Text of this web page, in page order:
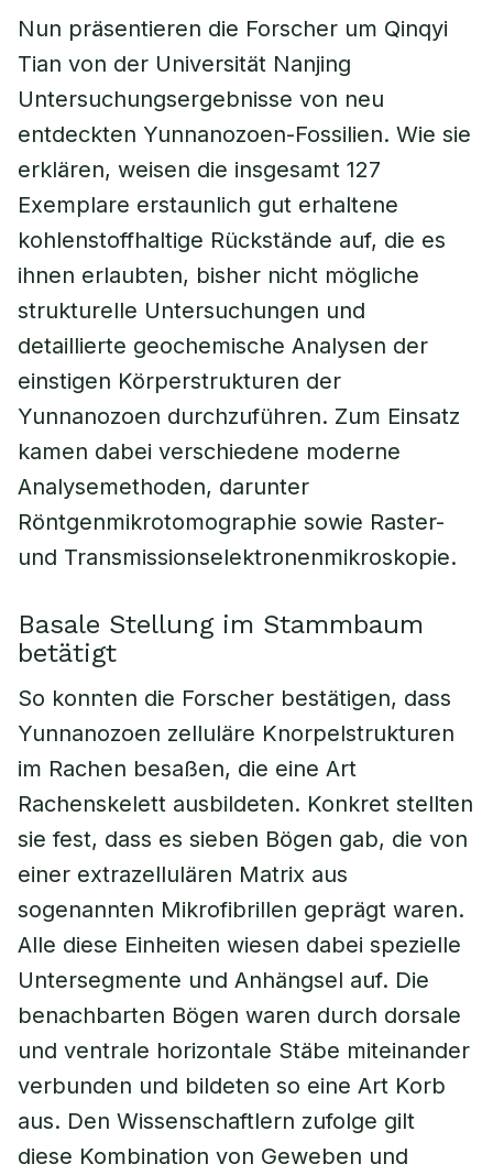
Nun präsentieren die Forscher um Qinqyi
Tian von der Universität Nanjing
Untersuchungsergebnisse von neu
entdeckten Yunnanozoen-Fossilien. Wie sie
erklären, weisen die insgesamt 127
Exemplare erstaunlich gut erhaltene
kohlenstoffhaltige Rückstände auf, die es
ihnen erlaubten, bisher nicht mögliche
strukturelle Untersuchungen und
detaillierte geochemische Analysen der
einstigen Körperstrukturen der
Yunnanozoen durchzuführen. Zum Einsatz
kamen dabei verschiedene moderne
Analysemethoden, darunter
Röntgenmikrotomographie sowie Raster-
und Transmissionselektronenmikroskopie.
Basale Stellung im Stammbaum
betätigt
So konnten die Forscher bestätigen, dass
Yunnanozoen zelluläre Knorpelstrukturen
im Rachen besaßen, die eine Art
Rachenskelett ausbildeten. Konkret stellten
sie fest, dass es sieben Bögen gab, die von
einer extrazellulären Matrix aus
sogenannten Mikrofibrillen geprägt waren.
Alle diese Einheiten wiesen dabei spezielle
Untersegmente und Anhängsel auf. Die
benachbarten Bögen waren durch dorsale
und ventrale horizontale Stäbe miteinander
verbunden und bildeten so eine Art Korb
aus. Den Wissenschaftlern zufolge gilt
diese Kombination von Geweben und